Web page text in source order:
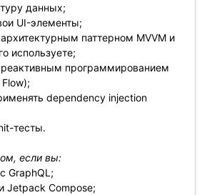
данных;
UI-элементы;
паттерном MVVM и
используете;
реактивным программированием
dependency injection
тесты.
если вы:
GraphQL;
Jetpack Compose;